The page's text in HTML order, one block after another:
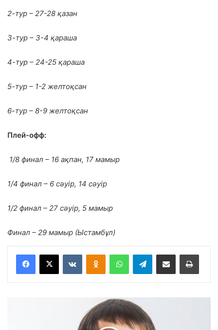
2-тур – 27-28 қазан
3-тур – 3-4 қараша
4-тур – 24-25 қараша
5-тур – 1-2 желтоқсан
6-тур – 8-9 желтоқсан
Плей-офф:
1/8 финал – 16 ақпан, 17 мамыр
1/4 финал – 6 сәуір, 14 сәуір
1/2 финал – 27 сәуір, 5 мамыр
Финал – 29 мамыр (Ыстамбұл)
Telegram